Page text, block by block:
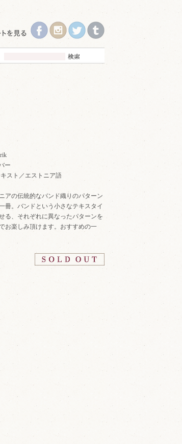
ー
スト／エストニア語
アの伝統的なバンド織りのパターン
冊。バンドという小さなテキスタイ
る、それぞれに異なったパターンを
お楽しみ頂けます。おすすめの一